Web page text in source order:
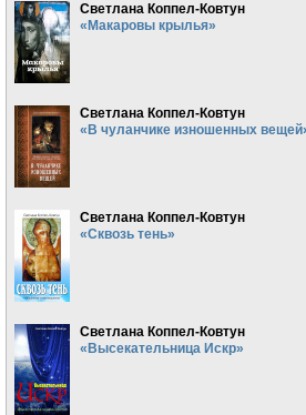
Светлана Коппел-Ковтун
«Макаровы крылья»
Светлана Коппел-Ковтун
«В чуланчике изношенных
Светлана Коппел-Ковтун
«Сквозь тень»
Светлана Коппел-Ковтун
«Высекательница Искр»